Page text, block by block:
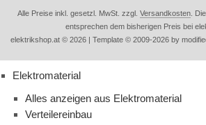
Alle Preise inkl. gesetzl. MwSt. zzgl. Versandkosten.
entsprechen dem bisherigen Preis bei
elektrikshop.at © 2026 | Template © 2009-2026 by
Elektromaterial
Alles anzeigen aus Elektromaterial
Verteilereinbau